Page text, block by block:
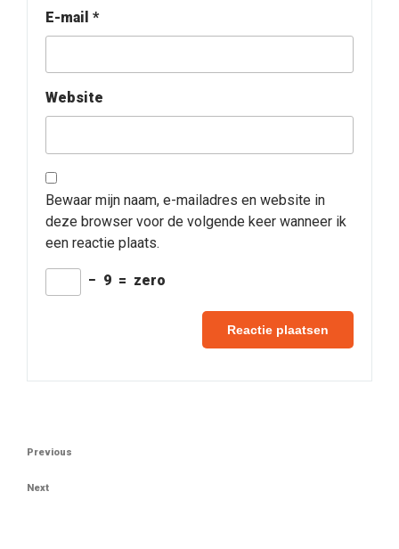
E-mail *
Website
Bewaar mijn naam, e-mailadres en website in
deze browser voor de volgende keer wanneer ik
een reactie plaats.
− 9 = zero
Berichtnavigatie
Previous
Previous
Next
Next